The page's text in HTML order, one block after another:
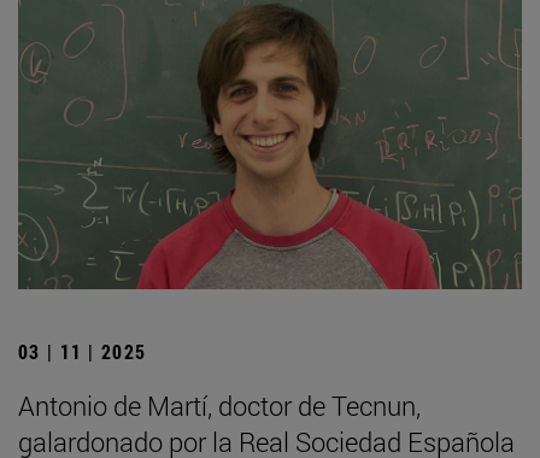
03 | 11 | 2025
Antonio de Martí, doctor de Tecnun,
galardonado por la Real Sociedad Española